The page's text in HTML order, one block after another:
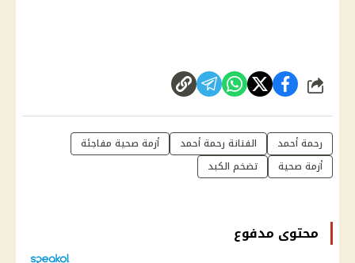
شارك
رحمة أحمد الفنانة رحمة أحمد
أزمة صحية مفاجئة
أزمة صحية
تضخم الكبد
محتوى مدفوع